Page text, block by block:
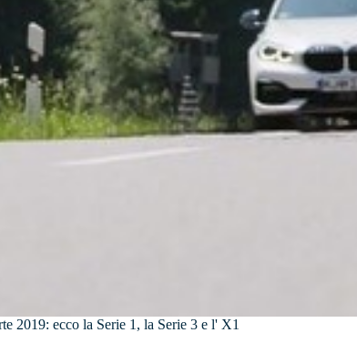
2019: ecco la Serie 1, la Serie 3 e l' X1